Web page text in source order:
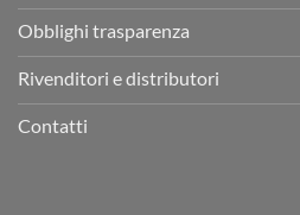
Obblighi trasparenza
Rivenditori e distributori
Contatti